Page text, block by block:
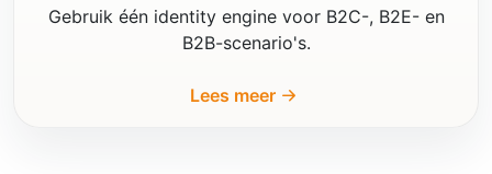
Gebruik één identity engine voor B2C-, B2E- en
B2B-scenario's.
Lees meer